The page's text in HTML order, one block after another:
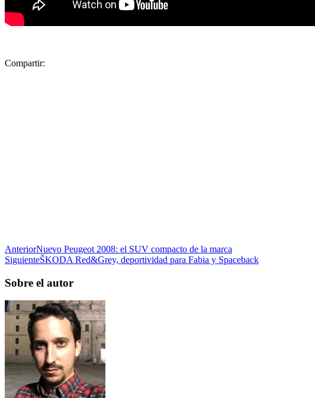
Compartir:
AnteriorNuevo Peugeot 2008: el SUV compacto de la marca
SiguienteŠKODA Red&Grey, deportividad para Fabia y Spaceback
Sobre el autor